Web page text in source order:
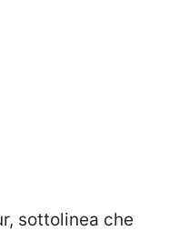
sottolinea che